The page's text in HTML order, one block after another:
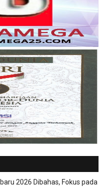
2026 Dibahas, Fokus pada